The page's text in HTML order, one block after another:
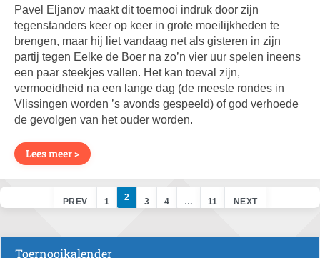
Pavel Eljanov maakt dit toernooi indruk door zijn
tegenstanders keer op keer in grote moeilijkheden te
brengen, maar hij liet vandaag net als gisteren in zijn
partij tegen Eelke de Boer na zo’n vier uur spelen ineens
een paar steekjes vallen. Het kan toeval zijn,
vermoeidheid na een lange dag (de meeste rondes in
Vlissingen worden ’s avonds gespeeld) of god verhoede
de gevolgen van het ouder worden.
Lees meer >
PREV 1 2 3 4 … 11 NEXT
Toernooikalender